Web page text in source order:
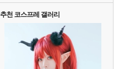
추천 코스프레 갤러리